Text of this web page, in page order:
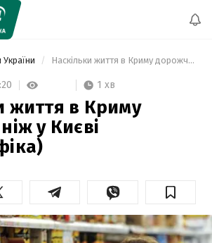
Наскільки життя в Криму дорожче, ніж у Києві (Інфографіка)
1 хв
життя в Криму
у Києві